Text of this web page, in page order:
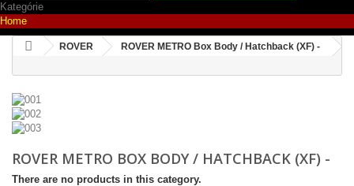
Kategórie
Home
ROVER ROVER METRO Box Body / Hatchback (XF) -
ROVER METRO BOX BODY / HATCHBACK (XF) -
There are no products in this category.